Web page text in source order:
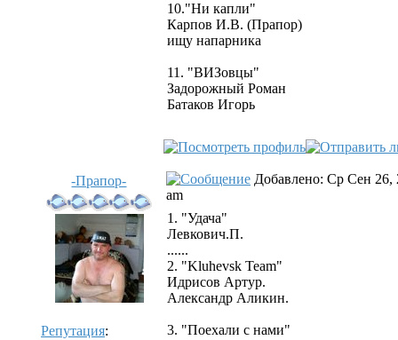
10."Ни капли"
Карпов И.В. (Прапор)
ищу напарника
11. "ВИЗовцы"
Задорожный Роман
Батаков Игорь
-Прапор-
Репутация:
Добавлено: Ср Сен 26,
am
1. "Удача"
Левкович.П.
......
2. "Kluhevsk Team"
Идрисов Артур.
Александр Аликин.
3. "Поехали с нами"